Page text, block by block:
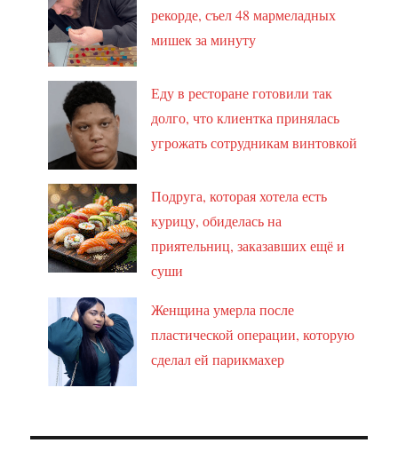
рекорде, съел 48 мармеладных
мишек за минуту
Еду в ресторане готовили так
долго, что клиентка принялась
угрожать сотрудникам винтовкой
Подруга, которая хотела есть
курицу, обиделась на
приятельниц, заказавших ещё и
суши
Женщина умерла после
пластической операции, которую
сделал ей парикмахер